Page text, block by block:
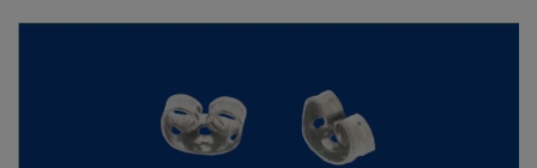
Bildgalerie